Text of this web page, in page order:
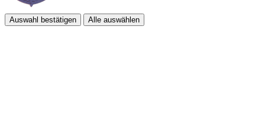
Auswahl bestätigen Alle auswählen